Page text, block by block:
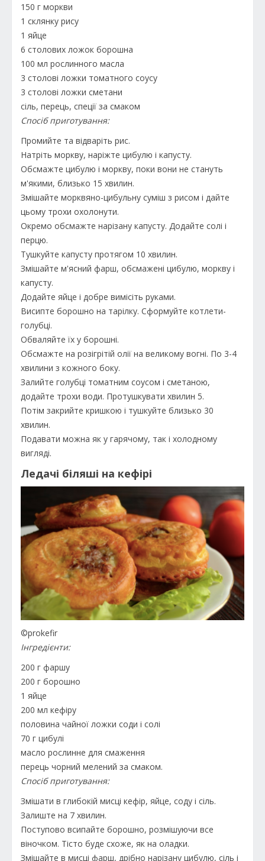
150 г моркви
1 склянку рису
1 яйце
6 столових ложок борошна
100 мл рослинного масла
3 столові ложки томатного соусу
3 столові ложки сметани
сіль, перець, спеції за смаком
Спосіб приготування:
Промийте та відваріть рис.
Натріть моркву, наріжте цибулю і капусту.
Обсмажте цибулю і моркву, поки вони не стануть
м'якими, близько 15 хвилин.
Змішайте морквяно-цибульну суміш з рисом і дайте
цьому трохи охолонути.
Окремо обсмажте нарізану капусту. Додайте солі і
перцю.
Тушкуйте капусту протягом 10 хвилин.
Змішайте м'ясний фарш, обсмажені цибулю, моркву і
капусту.
Додайте яйце і добре вимісіть руками.
Висипте борошно на тарілку. Сформуйте котлети-
голубці.
Обваляйте їх у борошні.
Обсмажте на розігрітій олії на великому вогні. По 3-4
хвилини з кожного боку.
Залийте голубці томатним соусом і сметаною,
додайте трохи води. Протушкувати хвилин 5.
Потім закрийте кришкою і тушкуйте близько 30
хвилин.
Подавати можна як у гарячому, так і холодному
вигляді.
Ледачі біляші на кефірі
©prokefir
Інгредієнти:
200 г фаршу
200 г борошно
1 яйце
200 мл кефіру
половина чайної ложки соди і солі
70 г цибулі
масло рослинне для смаження
перець чорний мелений за смаком.
Спосіб приготування:
Змішати в глибокій мисці кефір, яйце, соду і сіль.
Залиште на 7 хвилин.
Поступово всипайте борошно, розмішуючи все
віночком. Тісто буде схоже, як на оладки.
Змішайте в мисці фарш, дрібно нарізану цибулю, сіль і